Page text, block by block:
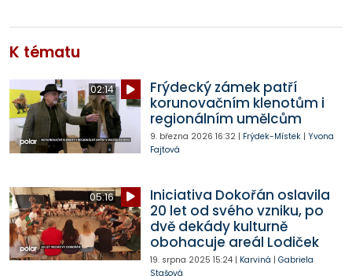
K tématu
02:14
Frýdecký zámek patří
korunovačním klenotům i
regionálním umělcům
9. března 2026 16:32| Frýdek-Místek| Yvona
Fajtová
05:16
Iniciativa Dokořán oslavila
20 let od svého vzniku, po
dvě dekády kulturně
obohacuje areál Lodiček
19. srpna 2025 15:24| Karviná | Gabriela
Stašová